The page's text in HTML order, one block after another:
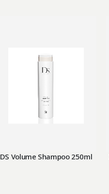
DS Volume Shampoo 250ml